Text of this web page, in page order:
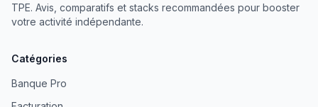
TPE. Avis, comparatifs et stacks recommandées pour booster
votre activité indépendante.
Catégories
Banque Pro